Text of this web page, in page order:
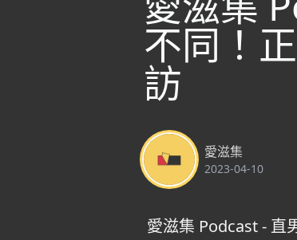
不同！
訪
愛滋集
2023-04-10
愛滋集 Podcast - 直